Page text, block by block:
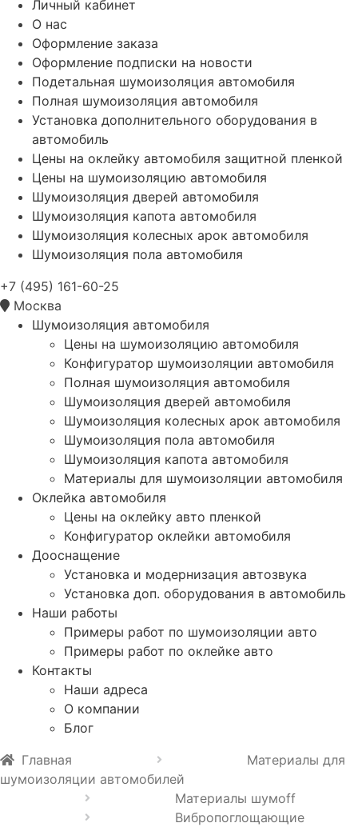
Личный кабинет
О нас
Оформление заказа
Оформление подписки на новости
Подетальная шумоизоляция автомобиля
Полная шумоизоляция автомобиля
Установка дополнительного оборудования в
автомобиль
Цены на оклейку автомобиля защитной пленкой
Цены на шумоизоляцию автомобиля
Шумоизоляция дверей автомобиля
Шумоизоляция капота автомобиля
Шумоизоляция колесных арок автомобиля
Шумоизоляция пола автомобиля
+7 (495) 161-60-25
Москва
Шумоизоляция автомобиля
Цены на шумоизоляцию автомобиля
Конфигуратор шумоизоляции автомобиля
Полная шумоизоляция автомобиля
Шумоизоляция дверей автомобиля
Шумоизоляция колесных арок автомобиля
Шумоизоляция пола автомобиля
Шумоизоляция капота автомобиля
Материалы для шумоизоляции автомобиля
Оклейка автомобиля
Цены на оклейку авто пленкой
Конфигуратор оклейки автомобиля
Дооснащение
Установка и модернизация автозвука
Установка доп. оборудования в автомобиль
Наши работы
Примеры работ по шумоизоляции авто
Примеры работ по оклейке авто
Контакты
Наши адреса
О компании
Блог
Главная
Материалы для
шумоизоляции автомобилей
Материалы шумoff
Вибропоглощающие